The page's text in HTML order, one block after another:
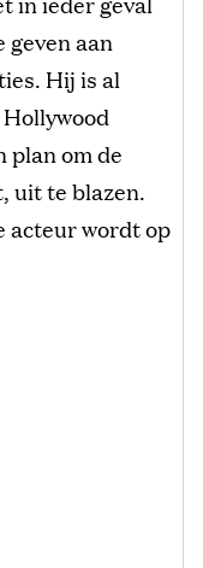
aan
Hij is al
plan om de
uit te blazen.
acteur wordt op